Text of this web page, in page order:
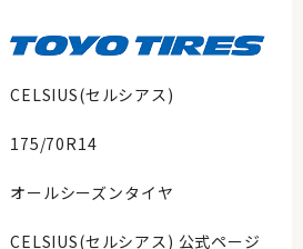
CELSIUS(セルシアス)
175/70R14
オールシーズンタイヤ
CELSIUS(セルシアス) 公式ページ